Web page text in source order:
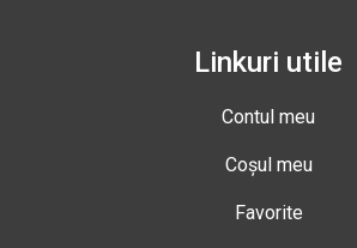
Linkuri utile
Contul meu
Coșul meu
Favorite